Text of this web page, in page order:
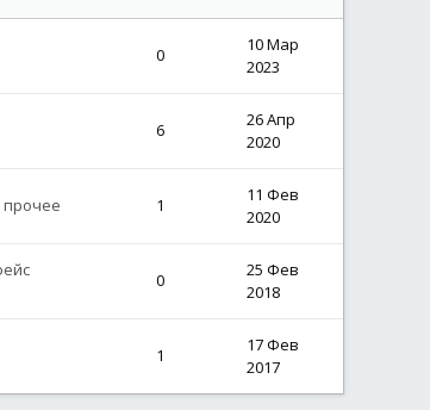
0
10 Мар
2023
6
26 Апр
2020
1
11 Фев
2020
0
25 Фев
2018
1
17 Фев
2017